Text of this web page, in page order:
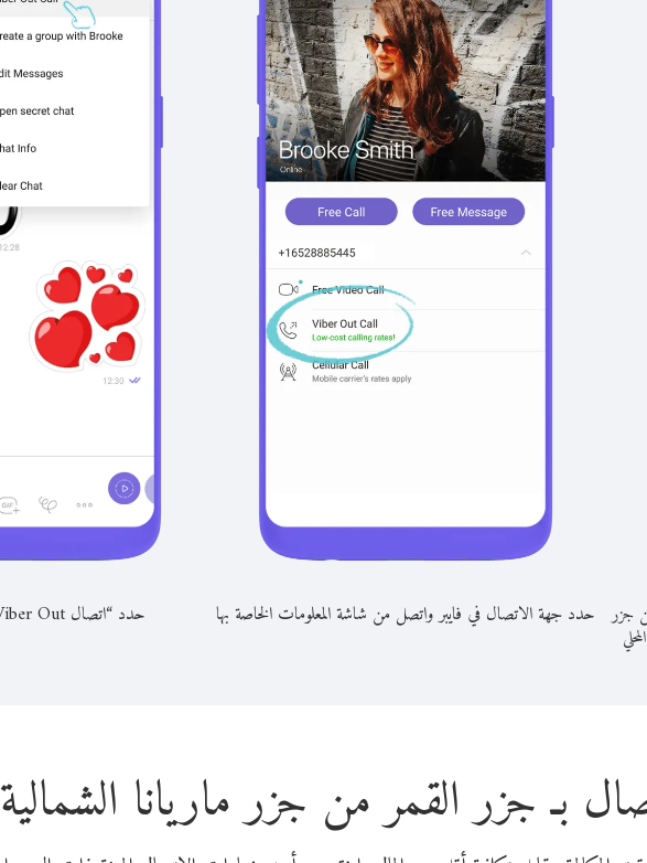
جزر حدد جهة الاتصال في فايبر واتصل من شاشة المعلومات الخاصة بها حدد “اتصال Viber Out” من عنوان المحادثة
بـ جزر القمر من جزر ماريانا الشمالية